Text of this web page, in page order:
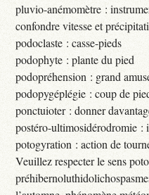
pluvio-anémomètre :
confondre vitesse et
podoclaste : casse-pieds
podophyte : plante du pied
podopréhension : grand
podopygéplégie : coup de
ponctuioter : donner
postéro-ultimosidérodromie :
potogyration : action de
Veuillez respecter le sens